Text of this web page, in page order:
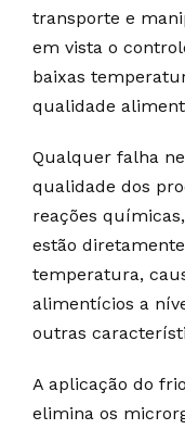
transporte e
em vista o
baixas
qualidade
Qualquer falha
qualidade dos
reações
estão
temperatura,
alimentícios a
outras
A aplicação do
elimina os